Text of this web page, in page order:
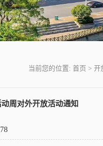
当前您的位置: 首页 > 开
周对外开放活动通知
78